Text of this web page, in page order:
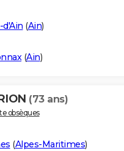
d'Ain (Ain)
(Ain)
(73 ans)
obsèques
(Alpes-Maritimes)